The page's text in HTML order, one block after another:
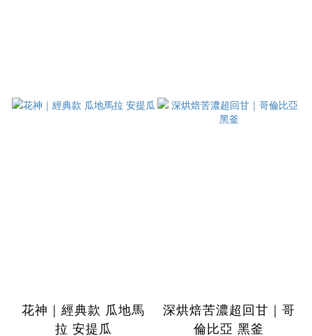
花神｜經典款 瓜地馬
拉 安提瓜
深烘焙苦濃超回甘｜哥
倫比亞 黑釜